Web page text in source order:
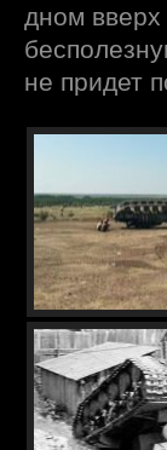
дном
не придет